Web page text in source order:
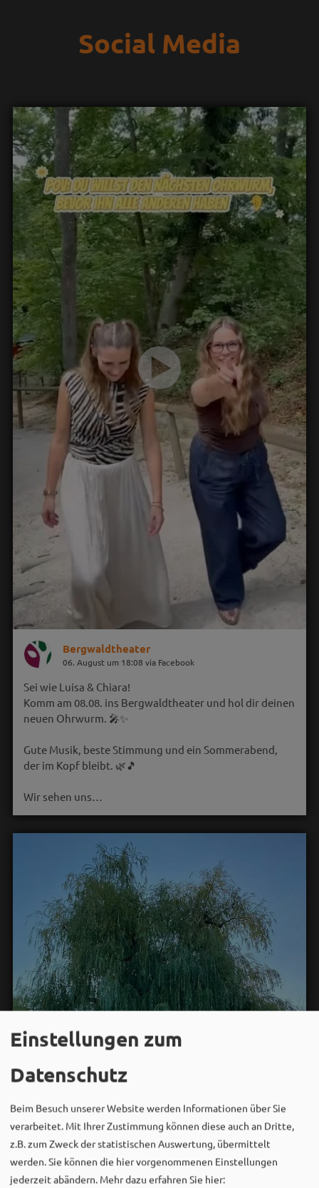
Social Media
Bergwaldtheater
06. August um 18:08 via Facebook
Sei wie Luisa & Chiara!
Komm am 08.08. ins Bergwaldtheater und hol dir deinen
neuen Ohrwurm. 🎤✨
Gute Musik, beste Stimmung und ein Sommerabend,
der im Kopf bleibt. 🌿🎵
Wir sehen uns…
Einstellungen zum
Datenschutz
Beim Besuch unserer Website werden Informationen über Sie
verarbeitet. Mit Ihrer Zustimmung können diese auch an Dritte,
z.B. zum Zweck der statistischen Auswertung, übermittelt
werden. Sie können die hier vorgenommenen Einstellungen
jederzeit abändern. Mehr dazu erfahren Sie hier: